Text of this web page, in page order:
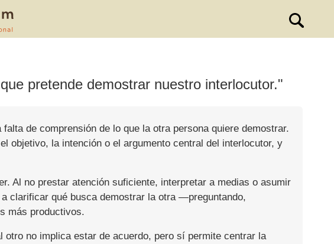
pretende demostrar nuestro interlocutor."
de comprensión de lo que la otra persona quiere demostrar.
objetivo, la intención o el argumento central del interlocutor, y
Al no prestar atención suficiente, interpretar a medias o asumir
clarificar qué busca demostrar la otra —preguntando,
más productivos.
no implica estar de acuerdo, pero sí permite centrar la